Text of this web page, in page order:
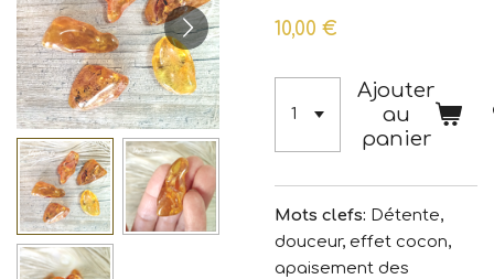
10,00 €
Ajouter
au
panier
Mots clefs: Détente,
douceur, effet cocon,
apaisement des